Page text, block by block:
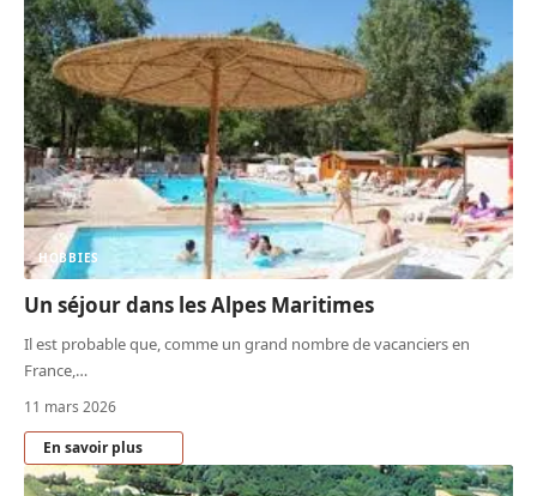
HOBBIES
Un séjour dans les Alpes Maritimes
Il est probable que, comme un grand nombre de vacanciers en
France,…
11 mars 2026
En savoir plus